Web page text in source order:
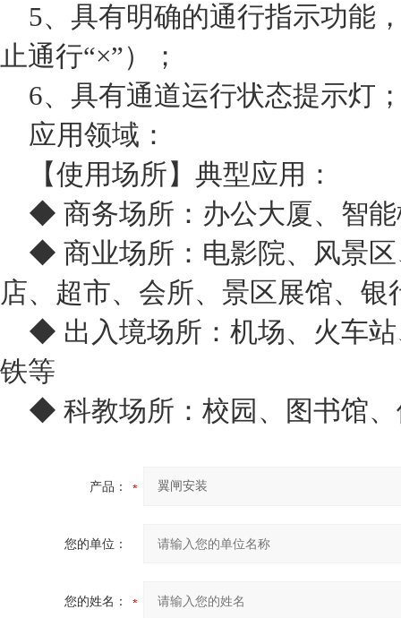
5、具有明确的通行指示功能
止通行“×”）；
6、具有通道运行状态提示灯
应用领域：
【使用场所】典型应用：
◆ 商务场所：办公大厦、智能
◆ 商业场所：电影院、风景区
店、超市、会所、景区展馆、银
◆ 出入境场所：机场、火车站
铁等
◆ 科教场所：校园、图书馆、
产品：
您的单位：
您的姓名：